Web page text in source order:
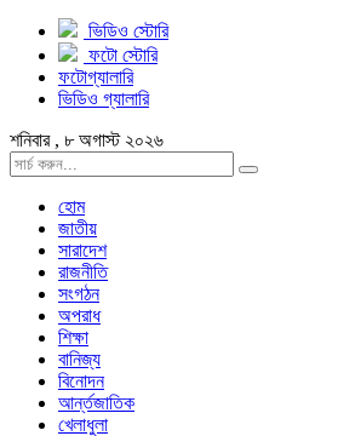
ভিডিও স্টোরি
ফটো স্টোরি
ফটোগ্যালারি
ভিডিও গ্যালারি
শনিবার , ৮ অগাস্ট ২০২৬
হোম
জাতীয়
সারাদেশ
রাজনীতি
সংগঠন
অপরাধ
শিক্ষা
বানিজ্য
বিনোদন
আর্ন্তজাতিক
খেলাধুলা